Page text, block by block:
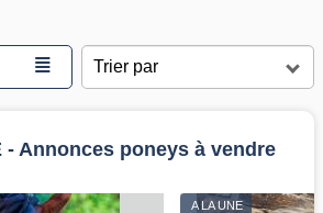
≣
- Annonces poneys à vendre
A LA UNE